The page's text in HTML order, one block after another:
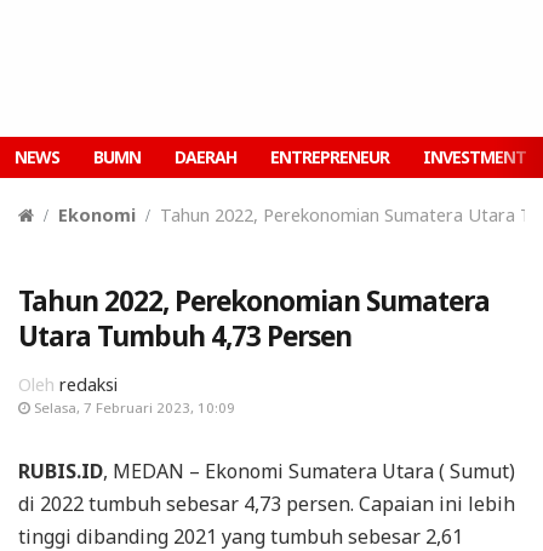
NEWS BUMN DAERAH ENTREPRENEUR INVESTMENT
Ekonomi Tahun 2022, Perekonomian Sumatera Utara
Tahun 2022, Perekonomian Sumatera
Utara Tumbuh 4,73 Persen
Oleh redaksi
Selasa, 7 Februari 2023, 10:09
RUBIS.ID, MEDAN – Ekonomi Sumatera Utara ( Sumut)
di 2022 tumbuh sebesar 4,73 persen. Capaian ini lebih
tinggi dibanding 2021 yang tumbuh sebesar 2,61